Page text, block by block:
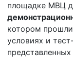
площадке МВЦ
котором
условиях и